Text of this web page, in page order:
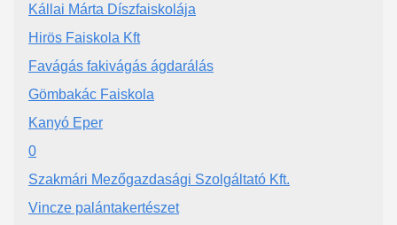
Kállai Márta Díszfaiskolája
Hirös Faiskola Kft
Favágás fakivágás ágdarálás
Gömbakác Faiskola
Kanyó Eper
0
Szakmári Mezőgazdasági Szolgáltató Kft.
Vincze palántakertészet